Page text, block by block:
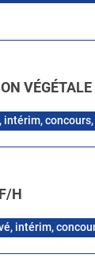
intérim, concours,
H
intérim,